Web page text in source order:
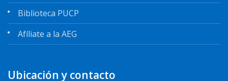
Biblioteca PUCP
Afíliate a la AEG
Ubicación y contacto